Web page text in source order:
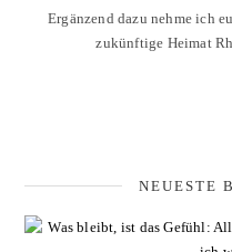
Ergänzend dazu nehme ich
zukünftige Heimat
NEUESTE